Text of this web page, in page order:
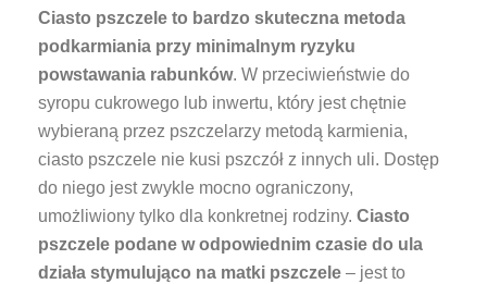
Ciasto pszczele to bardzo skuteczna metoda
podkarmiania przy minimalnym ryzyku
powstawania rabunków. W przeciwieństwie do
syropu cukrowego lub inwertu, który jest chętnie
wybieraną przez pszczelarzy metodą karmienia,
ciasto pszczele nie kusi pszczół z innych uli. Dostęp
do niego jest zwykle mocno ograniczony,
umożliwiony tylko dla konkretnej rodziny. Ciasto
pszczele podane w odpowiednim czasie do ula
działa stymulująco na matki pszczele – jest to